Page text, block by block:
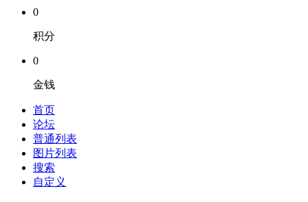
0
积分
0
金钱
首页
论坛
普通列表
图片列表
搜索
自定义